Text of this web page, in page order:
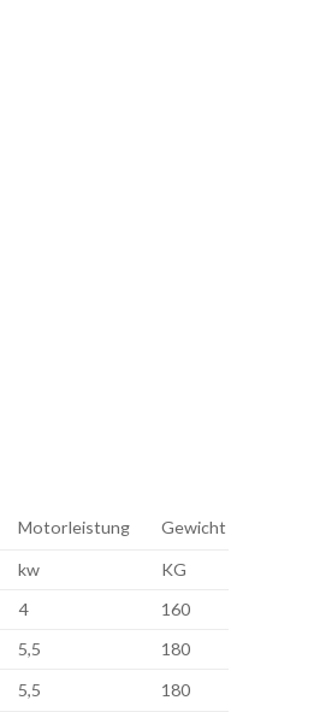
Motorleistung Gewicht
kw KG
4
160
5,5
180
5,5 180